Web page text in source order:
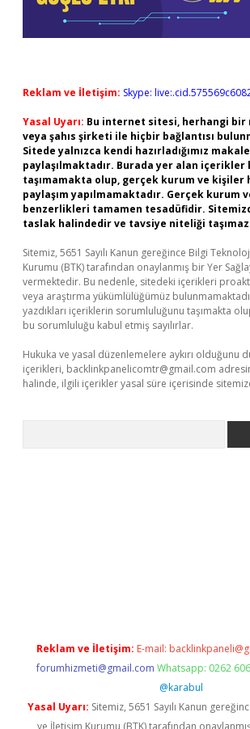
Reklam ve İletişim: Skype:
Yasal Uyarı: Bu internet sitesi, herhangi bir
veya şahıs şirketi ile hiçbir bağlantısı
Sitede yalnızca kendi hazırladığımız
paylaşılmaktadır. Burada yer alan
taşımamakta olup, gerçek kurum ve kişiler
paylaşım yapılmamaktadır. Gerçek kurum
benzerlikleri tamamen tesadüfidir.
taslak halindedir ve tavsiye niteliği
Sitemiz, 5651 Sayılı Kanun gereğince Bilgi
Kurumu (BTK) tarafından onaylanmış bir Yer
vermektedir. Bu nedenle, sitedeki içerikleri
veya araştırma yükümlülüğümüz
yazdıkları içeriklerin sorumluluğunu taşımakta
bu sorumluluğu kabul etmiş sayılırlar.
Hukuka ve yasal düzenlemelere aykırı olduğunu
içerikleri, backlinkpanelicomtr@gmail.com
halinde, ilgili içerikler yasal süre içerisinde
Reklam ve İletişim: E-mail:
forumhizmeti@gmail.com Whatsapp: 0262
@karabul
Yasal Uyarı: Sitemiz, 5651 Sayılı Kanun
ve İletişim Kurumu (BTK) tarafından